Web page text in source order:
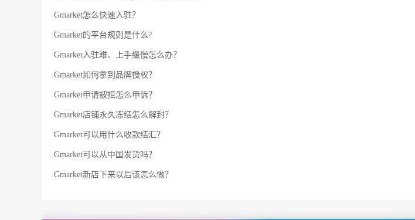
Gmarket怎么快速入驻？
Gmarket的平台规则是什么?
Gmarket入驻难、上手缓慢怎么办？
Gmarket如何拿到品牌授权？
Gmarket申请被拒怎么申诉？
Gmarket店铺永久冻结怎么解封？
Gmarket可以用什么收款结汇？
Gmarket可以从中国发货吗？
Gmarket新店下来以后该怎么做？